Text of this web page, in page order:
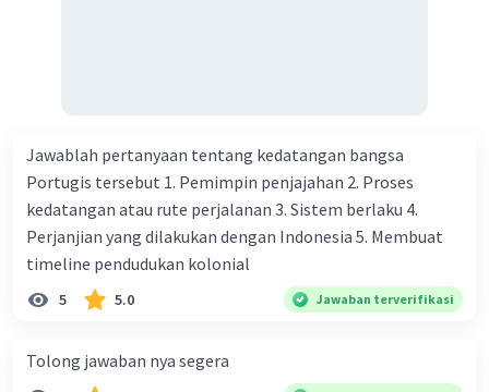
Jawablah pertanyaan tentang kedatangan bangsa
Portugis tersebut 1. Pemimpin penjajahan 2. Proses
kedatangan atau rute perjalanan 3. Sistem berlaku 4.
Perjanjian yang dilakukan dengan Indonesia 5. Membuat
timeline pendudukan kolonial
5 5.0 Jawaban terverifikasi
Tolong jawaban nya segera